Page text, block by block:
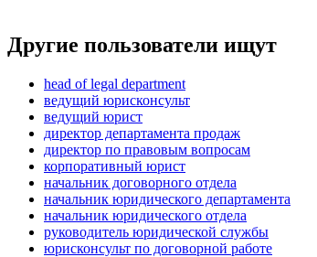
Другие пользователи ищут
head of legal department
ведущий юрисконсульт
ведущий юрист
директор департамента продаж
директор по правовым вопросам
корпоративный юрист
начальник договорного отдела
начальник юридического департамента
начальник юридического отдела
руководитель юридической службы
юрисконсульт по договорной работе